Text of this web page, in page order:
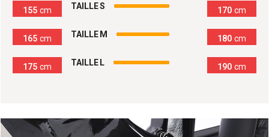
155 cm TAILLE S 170 cm
165 cm TAILLE M 180 cm
175 cm TAILLE L 190 cm